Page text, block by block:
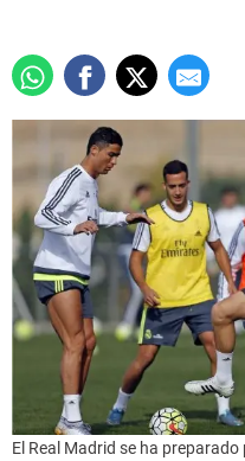
El Real Madrid se ha